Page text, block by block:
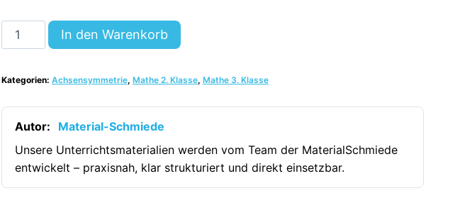
Achsensymmetrie:
Arbeitsheft
Seiten)
[Digital]
Menge
In den Warenkorb
Kategorien: Achsensymmetrie, Mathe 2. Klasse, Mathe 3. Klasse
Autor:
Material-Schmiede
Unsere Unterrichtsmaterialien werden vom Team der MaterialSchmiede
entwickelt – praxisnah, klar strukturiert und direkt einsetzbar.